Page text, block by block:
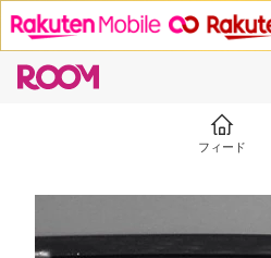
フィード